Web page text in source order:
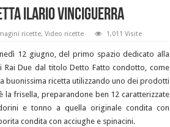
Ilario Vinciguerra
ricette, Video ricette 1,011 Visite
12 giugno, del primo spazio dedicato alla
Due dal titolo Detto Fatto condotto, come
buonissima ricetta utilizzando uno dei prodotti
la frisella, preparandone ben 12 caratterizzate
e tonno a quella originale condita con
condita con acciughe e spinacini.